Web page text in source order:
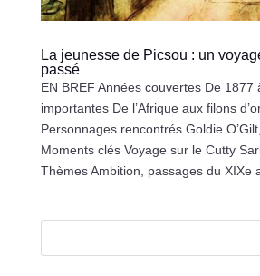
La jeunesse de Picsou : un
passé
EN BREF Années couvertes De 1877
importantes De l’Afrique aux filons
Personnages rencontrés Goldie
Moments clés Voyage sur le Cutty
Thèmes Ambition, passages du XIXe